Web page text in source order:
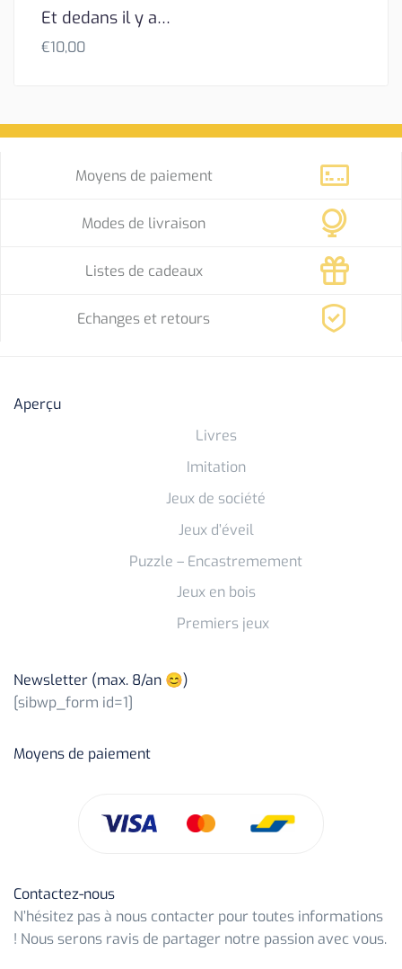
Et dedans il y a…
€10,00
Moyens de paiement
Modes de livraison
Listes de cadeaux
Echanges et retours
Aperçu
Livres
Imitation
Jeux de société
Jeux d’éveil
Puzzle – Encastremement
Jeux en bois
Premiers jeux
Newsletter (max. 8/an 😊)
[sibwp_form id=1]
Moyens de paiement
Contactez-nous
N’hésitez pas à nous contacter pour toutes informations
! Nous serons ravis de partager notre passion avec vous.